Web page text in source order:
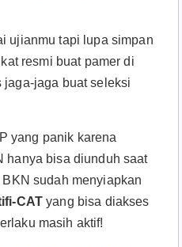
ujianmu tapi lupa simpan
resmi buat pamer di
jaga-jaga buat seleksi
yang panik karena
hanya bisa diunduh saat
sudah menyiapkan
CAT yang bisa diakses
masih aktif!